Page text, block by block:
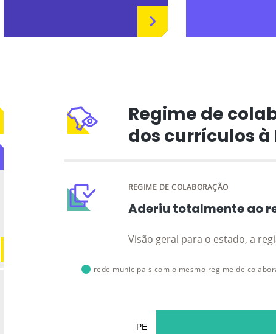
Regime de
dos currículos à
REGIME DE COLABORAÇÃO
Aderiu totalmente ao
Visão geral para o estado, a
rede municipais com o mesmo regime de
PE